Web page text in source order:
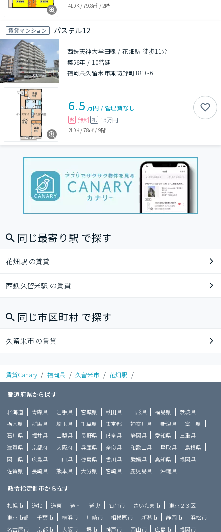
4LDK/79.8㎡ / 2階
賃貸マンション パステル12
西鉄天神大牟田線 / 花畑駅 徒歩11分
築56年 / 10階建
福岡県久留米市諏訪野町1810-6
6.5 万円 /管理費なし
敷 無料 礼 13万円
2LDK/78㎡ / 9階
同じ最寄り駅 で探す
花畑駅 の賃貸
西鉄久留米駅 の賃貸
同じ市区町村 で探す
久留米市 の賃貸
賃貸Canary / 福岡県 / 久留米市 / 花畑駅 /
都道府県から探す
北海道 青森県 岩手県 宮城県 秋田県 山形県 福島県
茨城県
栃木県
群馬県 埼玉県 千葉県 東京都 神奈川県 新潟県
富山県
石川県
福井県 山梨県 長野県 岐阜県 静岡県 愛知県
三重県
滋賀県
京都府 大阪府 兵庫県 奈良県 和歌山県 鳥取県
島根県
岡山県
広島県 山口県 徳島県 香川県 愛媛県 高知県
福岡県
佐賀県
長崎県 熊本県 大分県 宮崎県 鹿児島県 沖縄県
政令指定都市から探す
札幌市 道北 道東 道南 道央 仙台市 さいたま市
東京２３区
東京市部
千葉市 横浜市 川崎市 相模原市 新潟市 静岡市
浜松市
名古屋市
京都市 大阪市 堺市 神戸市 岡山市 広島市 福岡市